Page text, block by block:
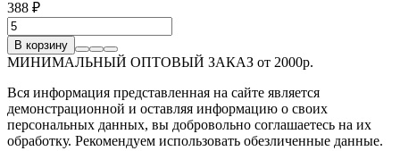
388 ₽
В корзину
МИНИМАЛЬНЫЙ ОПТОВЫЙ ЗАКАЗ от 2000р.
Вся информация представленная на сайте является
демонстрационной и оставляя информацию о своих
персональных данных, вы добровольно соглашаетесь на их
обработку. Рекомендуем использовать обезличенные данные.